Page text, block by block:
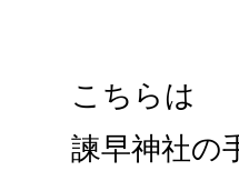
こちらは
諫早神社の